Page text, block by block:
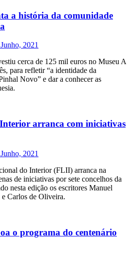
a história da comunidade
2021
cerca de 125 mil euros no Museu A
para refletir “a identidade da
Novo” e dar a conhecer as
arranca com iniciativas
2021
do Interior (FLII) arranca na
de iniciativas por sete concelhos da
nesta edição os escritores Manuel
Carlos de Oliveira.
o programa do centenário